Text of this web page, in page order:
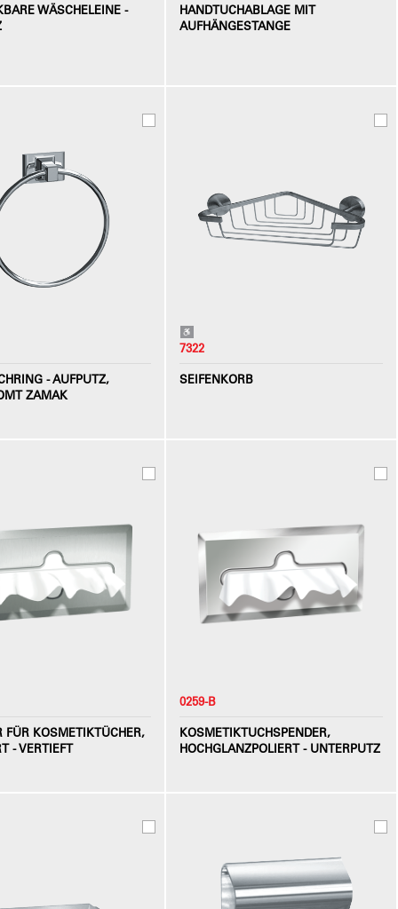
WÄSCHELEINE -
HANDTUCHABLAGE MIT
AUFHÄNGESTANGE
- AUFPUTZ,
ZAMAK
7322
SEIFENKORB
FÜR KOSMETIKTÜCHER,
- VERTIEFT
0259-B
KOSMETIKTUCHSPENDER,
HOCHGLANZPOLIERT - UNTERPUTZ